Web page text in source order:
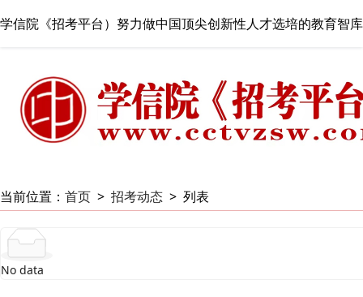
学信院《招考平台）努力做中国顶尖创新性人才选培的教育智库
当前位置： 首页 > 招考动态 > 列表
No data